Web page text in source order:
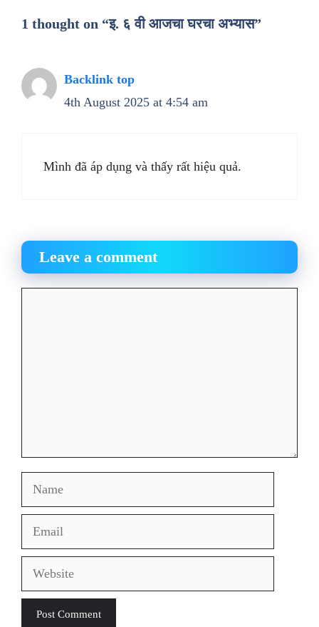
1 thought on “इ. ६ वी आजचा घरचा अभ्यास”
Backlink top
4th August 2025 at 4:54 am
Mình đã áp dụng và thấy rất hiệu quả.
Leave a comment
Name
Email
Website